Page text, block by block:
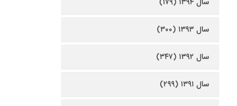
سال ۱۳۹۳ (۳۰۰)
سال ۱۳۹۲ (۳۴۷)
سال ۱۳۹۱ (۲۹۹)